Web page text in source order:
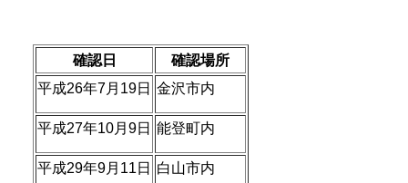
確認日
確認場所
平成26年7月19日 金沢市内
平成27年10月9日 能登町内
平成29年9月11日 白山市内